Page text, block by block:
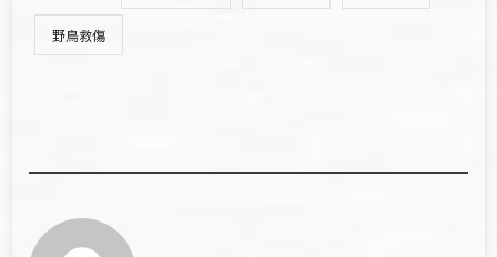
野鳥救傷